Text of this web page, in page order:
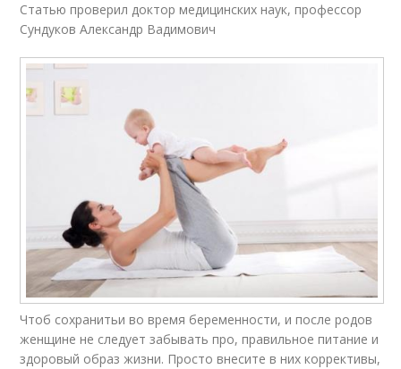
Статью проверил доктор медицинских наук, профессор
Сундуков Александр Вадимович
Чтоб сохранитьи во время беременности, и после родов
женщине не следует забывать про, правильное питание и
здоровый образ жизни. Просто внесите в них коррективы,